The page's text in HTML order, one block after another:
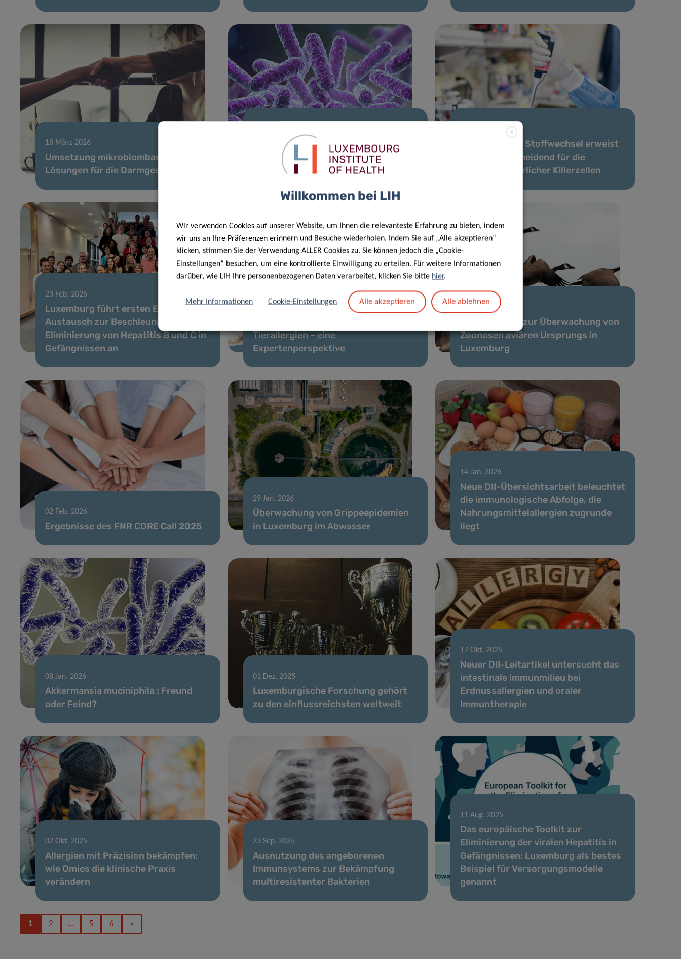
18 März 2026
Umsetzung mikrobiombasierter
Lösungen für die Darmgesundheit
LIH-Mikrobiomprojekt mit
Unterstützung durch MSCA
Postdoctoral Fellowship
Antioxidativer Stoffwechsel erweist
sich als entscheidend für die
Funktion natürlicher Killerzellen
23 Feb. 2026
Luxemburg führt ersten EU-
Austausch zur Beschleunigung der
Eliminierung von Hepatitis B und C in
Gefängnissen an
Fortschritte in der
Tierallergien – eine
Expertenperspektive
06 Feb. 2026
Neuer Bericht zur Überwachung von
Zoonosen aviären Ursprungs in
Luxemburg
02 Feb. 2026
Ergebnisse des FNR CORE Call 2025
29 Jan. 2026
Überwachung von Grippeepidemien
in Luxemburg im Abwasser
14 Jan. 2026
Neue DII-Übersichtsarbeit beleuchtet
die immunologische Abfolge, die
Nahrungsmittelallergien zugrunde
liegt
08 Jan. 2026
Akkermansia muciniphila : Freund
oder Feind?
01 Dez. 2025
Luxemburgische Forschung gehört
zu den einflussreichsten weltweit
17 Okt. 2025
Neuer DII-Leitartikel untersucht das
intestinale Immunmilieu bei
Erdnussallergien und oraler
Immuntherapie
02 Okt. 2025
Allergien mit Präzision bekämpfen:
wie Omics die klinische Praxis
verändern
23 Sep. 2025
Ausnutzung des angeborenen
Immunsystems zur Bekämpfung
multiresistenter Bakterien
11 Aug. 2025
Das europäische Toolkit zur
Eliminierung der viralen Hepatitis in
Gefängnissen: Luxemburg als bestes
Beispiel für Versorgungsmodelle
genannt
1 2 … 5 6 »
X
Willkommen bei LIH
Wir verwenden Cookies auf unserer Website, um Ihnen die relevanteste Erfahrung zu bieten, indem
wir uns an Ihre Präferenzen erinnern und Besuche wiederholen. Indem Sie auf „Alle akzeptieren“
klicken, stimmen Sie der Verwendung ALLER Cookies zu. Sie können jedoch die „Cookie-
Einstellungen“ besuchen, um eine kontrollierte Einwilligung zu erteilen. Für weitere Informationen
darüber, wie LIH Ihre personenbezogenen Daten verarbeitet, klicken Sie bitte hier.
Mehr Informationen Cookie-Einstellungen Alle akzeptieren Alle ablehnen